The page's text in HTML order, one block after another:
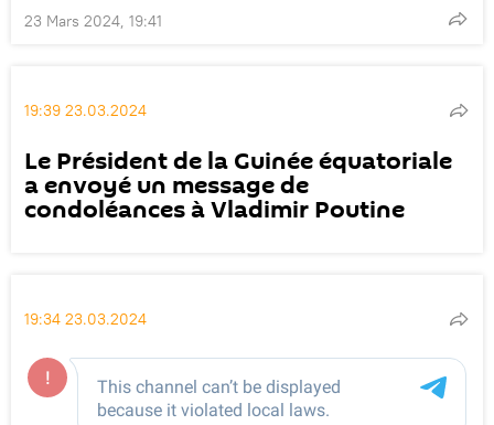
23 Mars 2024, 19:41
19:39 23.03.2024
Le Président de la Guinée équatoriale
a envoyé un message de
condoléances à Vladimir Poutine
19:34 23.03.2024